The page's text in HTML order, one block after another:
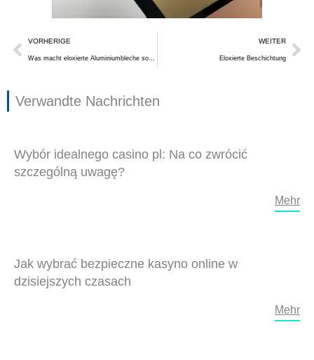
Prev
VORHERIGE WEITER
Eloxierte Beschichtung
Verwandte Nachrichten
Wybór idealnego casino pl: Na co zwrócić
szczególną uwagę?
Mehr
Jak wybrać bezpieczne kasyno online w
dzisiejszych czasach
Mehr